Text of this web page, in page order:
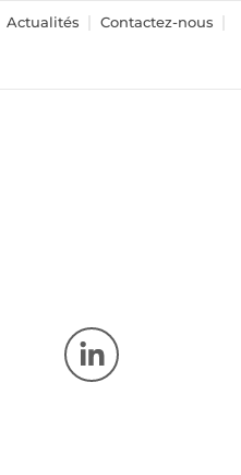
Actualités Contactez-nous
L
i